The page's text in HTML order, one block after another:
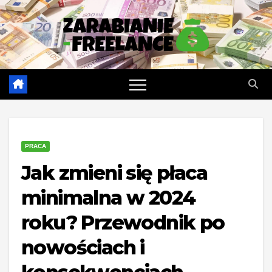
Skip
to
content
PRACA
Jak zmieni się płaca
minimalna w 2024
roku? Przewodnik po
nowościach i